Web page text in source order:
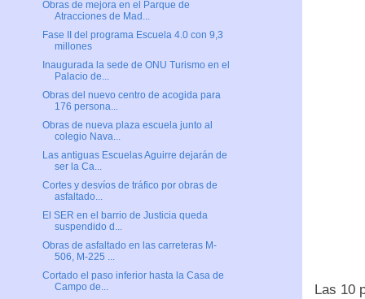
Las 10
Obras de mejora en el Parque de
Atracciones de Mad...
Fase II del programa Escuela 4.0 con 9,3
millones
Inaugurada la sede de ONU Turismo en el
Palacio de...
Obras del nuevo centro de acogida para
176 persona...
Obras de nueva plaza escuela junto al
colegio Nava...
Las antiguas Escuelas Aguirre dejarán de
ser la Ca...
Cortes y desvíos de tráfico por obras de
asfaltado...
El SER en el barrio de Justicia queda
suspendido d...
Obras de asfaltado en las carreteras M-
506, M-225 ...
Cortado el paso inferior hasta la Casa de
Campo de...